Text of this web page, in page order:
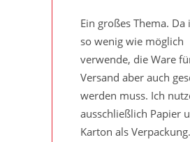
Ein großes Thema. Da
so wenig wie möglich
verwende, die Ware
Versand aber auch
werden muss. Ich
ausschließlich Papier
Karton als Verpackung.